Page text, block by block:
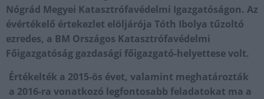
Nógrád Megyei Katasztrófavédelmi Igazgatóságon. Az
évértékelő értekezlet elöljárója Tóth Ibolya tűzoltó
ezredes, a BM Országos Katasztrófavédelmi
Főigazgatóság gazdasági főigazgató-helyettese volt.
Értékelték a 2015-ös évet, valamint meghatározták
a 2016-ra vonatkozó legfontosabb feladatokat ma a